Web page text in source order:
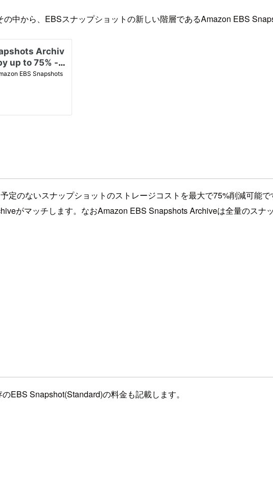
中から、EBSスナップショットの新しい階層であるAmazon EBS
のないスナップショットのストレージコストを最大で75%削減可能
がマッチします。なおAmazon EBS Snapshots Archiveは全量のスナ
EBS Snapshot(Standard)の料金も記載します。